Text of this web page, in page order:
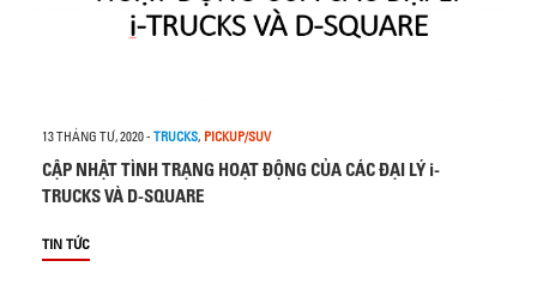
13 THÁNG TƯ, 2020- TRUCKS, PICKUP/SUV
CẬP NHẬT TÌNH TRẠNG HOẠT ĐỘNG CỦA CÁC ĐẠI LÝ i-
TRUCKS VÀ D-SQUARE
TIN TỨC